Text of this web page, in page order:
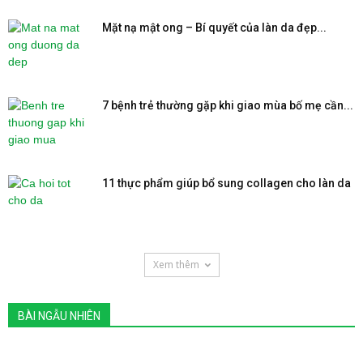
Mặt nạ mật ong – Bí quyết của làn da đẹp...
7 bệnh trẻ thường gặp khi giao mùa bố mẹ cần...
11 thực phẩm giúp bổ sung collagen cho làn da
Xem thêm
BÀI NGẪU NHIÊN